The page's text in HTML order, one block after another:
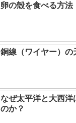
卵の殻を食べる方法
銅線（ワイヤー）の
なぜ太平洋と大西洋
のか？